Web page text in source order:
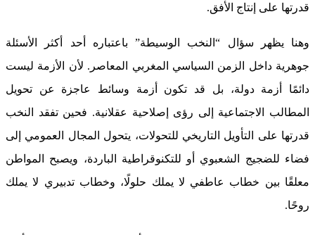
قدرتها على إنتاج الأفق.
وهنا يظهر سؤال “النخب الوسيطة” باعتباره أحد أكثر الأسئلة
جوهرية داخل الزمن السياسي المغربي المعاصر. لأن الأزمة ليست
دائمًا أزمة دولة، بل قد تكون أزمة وسائط عاجزة عن تحويل
المطالب الاجتماعية إلى رؤى إصلاحية عقلانية. فحين تفقد النخب
قدرتها على التأويل التاريخي للتحولات، يتحول المجال العمومي إلى
فضاء للضجيج الشعبوي أو للتكنوقراطية الباردة، ويصبح المواطن
معلقًا بين خطاب عاطفي لا يملك حلولًا، وخطاب تدبيري لا يملك
روحًا.